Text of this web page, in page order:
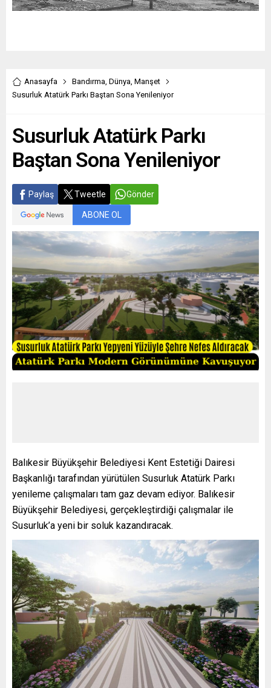
Anasayfa Bandırma, Dünya, Manşet
Susurluk Atatürk Parkı Baştan Sona Yenileniyor
Susurluk Atatürk Parkı
Baştan Sona Yenileniyor
Paylaş Tweetle Gönder
ABONE OL
Balıkesir Büyükşehir Belediyesi Kent Estetiği Dairesi
Başkanlığı tarafından yürütülen Susurluk Atatürk Parkı
yenileme çalışmaları tam gaz devam ediyor. Balıkesir
Büyükşehir Belediyesi, gerçekleştirdiği çalışmalar ile
Susurluk’a yeni bir soluk kazandıracak.